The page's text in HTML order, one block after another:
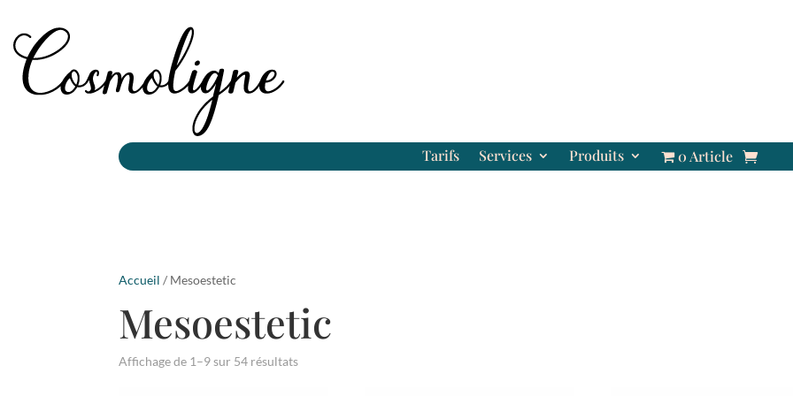
Tarifs Services Produits 0 Article
Accueil / Mesoestetic
Mesoestetic
Affichage de 1–9 sur 54 résultats